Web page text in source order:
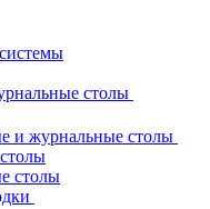
столы
и журнальные столы
столы